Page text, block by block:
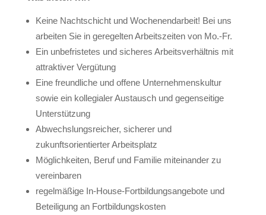
Keine Nachtschicht und Wochenendarbeit! Bei uns
arbeiten Sie in geregelten Arbeitszeiten von Mo.-Fr.
Ein unbefristetes und sicheres Arbeitsverhältnis mit
attraktiver Vergütung
Eine freundliche und offene Unternehmenskultur
sowie ein kollegialer Austausch und gegenseitige
Unterstützung
Abwechslungsreicher, sicherer und
zukunftsorientierter Arbeitsplatz
Möglichkeiten, Beruf und Familie miteinander zu
vereinbaren
regelmäßige In-House-Fortbildungsangebote und
Beteiligung an Fortbildungskosten